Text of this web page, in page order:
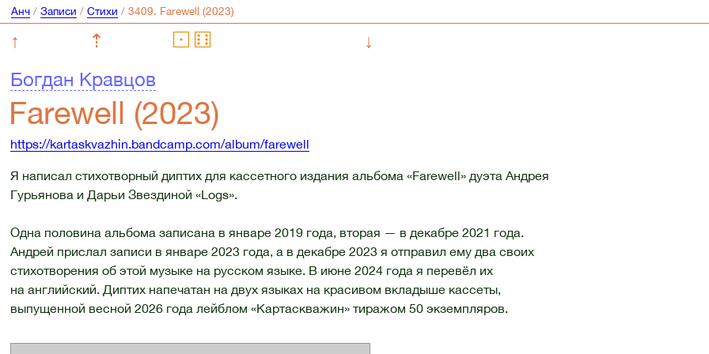
Анч/ Записи / Стихи /
↑ ⇡
↓
Богдан Кравцов
Farewell (2023)
https://kartaskvazhin.bandcamp.com/album/farewell
Я написал стихотворный диптих для кассетного издания альбома «Farewell» дуэта Андрея
Гурьянова и Дарьи Звездиной «Logs».
Одна половина альбома записана в январе 2019 года, вторая — в декабре 2021 года.
Андрей прислал записи в январе 2023 года, а в декабре 2023 я отправил ему два своих
стихотворения об этой музыке на русском языке. В июне 2024 года я перевёл их
на английский. Диптих напечатан на двух языках на красивом вкладыше кассеты,
выпущенной весной 2026 года лейблом «Картаскважин» тиражом 50 экземпляров.